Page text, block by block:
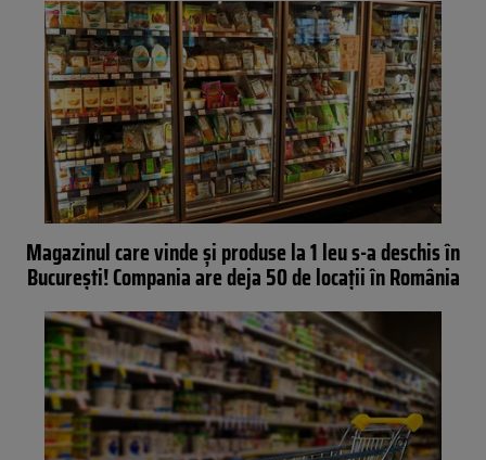
Magazinul care vinde și produse la 1 leu s-a deschis în
București! Compania are deja 50 de locații în România